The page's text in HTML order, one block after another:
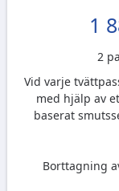
1
2
Vid varje
med hjälp av
baserat
Borttagning